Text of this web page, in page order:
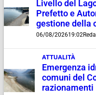
Livello del
Prefetto e
gestione della
06/08/202619:02
ATTUALITÀ
Emergenza
comuni del
razionamenti